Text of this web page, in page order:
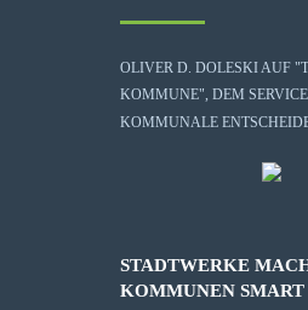
OLIVER D. DOLESKI AUF
KOMMUNE", DEM
KOMMUNALE
STADTWERKE
KOMMUNEN SMART